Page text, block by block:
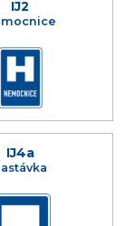
IJ2
IJ4a